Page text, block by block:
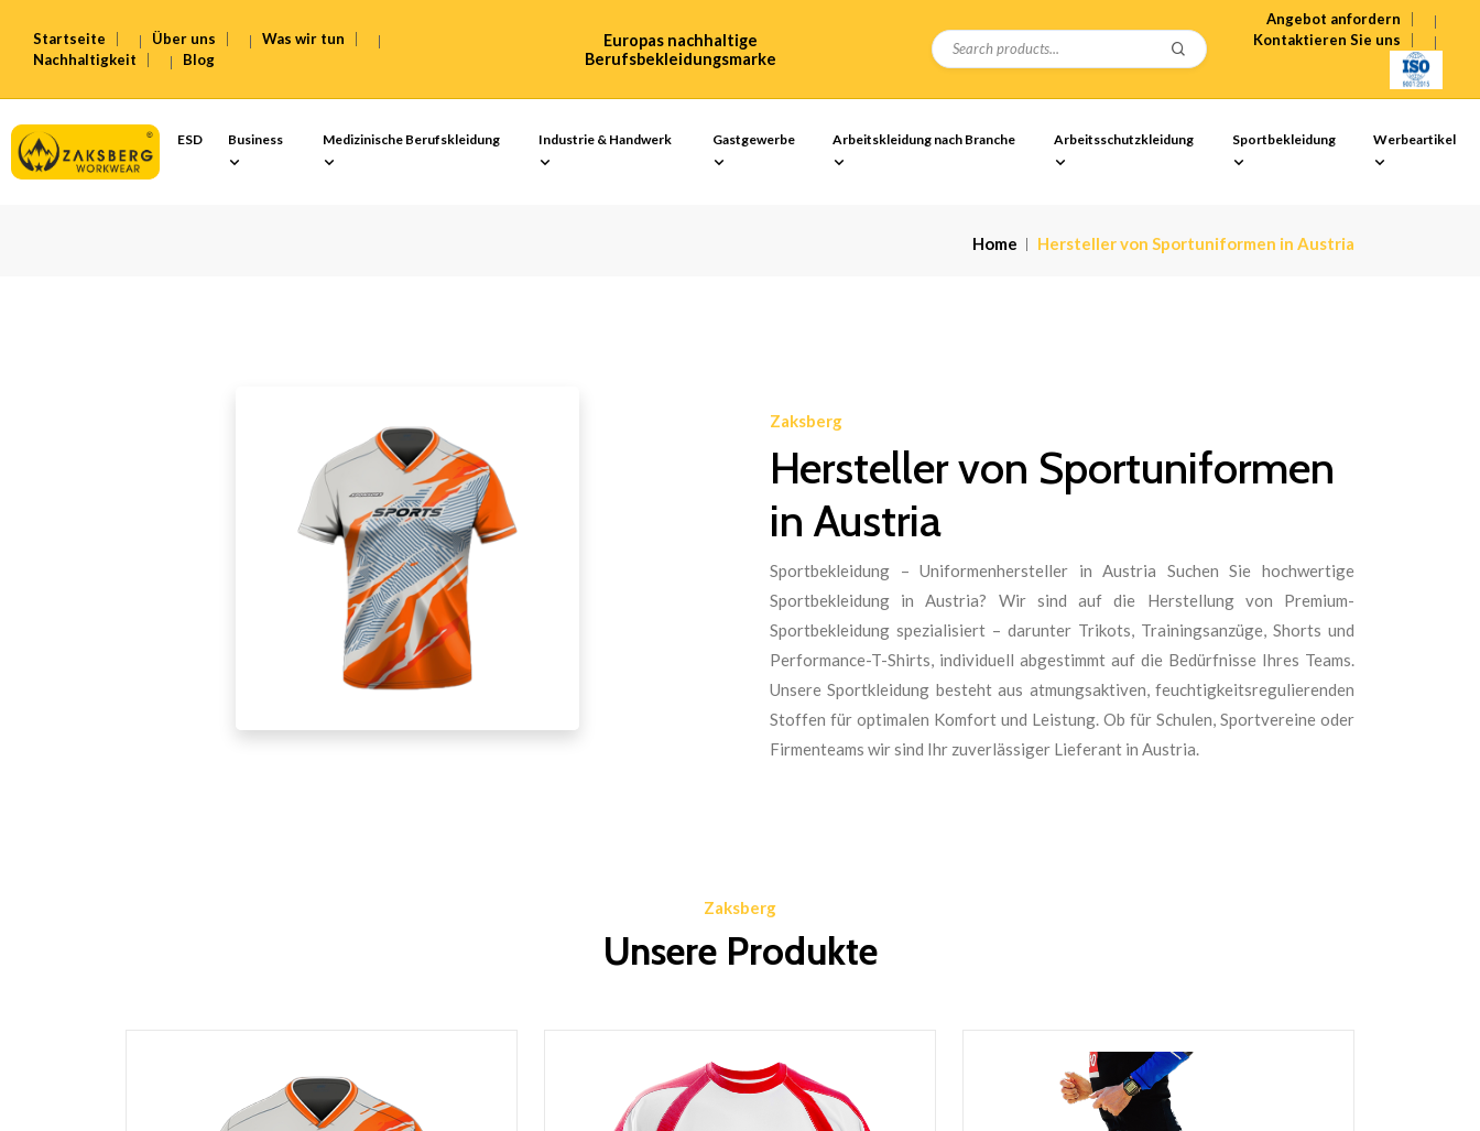
Startseite Über uns
Was wir tun
Nachhaltigkeit
Blog
Europas nachhaltige
Berufsbekleidungsmarke
Angebot anfordern
Kontaktieren Sie uns
ESD Business Medizinische Berufskleidung Industrie & Handwerk Gastgewerbe Arbeitskleidung nach Branche Arbeitsschutzkleidung Sportbekleidung Werbeartikel
Home Hersteller von Sportuniformen in Austria
Zaksberg
Hersteller von Sportuniformen
in Austria
Sportbekleidung – Uniformenhersteller in Austria Suchen Sie hochwertige
Sportbekleidung in Austria? Wir sind auf die Herstellung von Premium-
Sportbekleidung spezialisiert – darunter Trikots, Trainingsanzüge, Shorts und
Performance-T-Shirts, individuell abgestimmt auf die Bedürfnisse Ihres Teams.
Unsere Sportkleidung besteht aus atmungsaktiven, feuchtigkeitsregulierenden
Stoffen für optimalen Komfort und Leistung. Ob für Schulen, Sportvereine oder
Firmenteams wir sind Ihr zuverlässiger Lieferant in Austria.
Zaksberg
Unsere Produkte